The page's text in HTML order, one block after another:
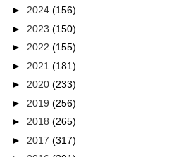
► 2024 (156)
► 2023 (150)
► 2022 (155)
► 2021 (181)
► 2020 (233)
► 2019 (256)
► 2018 (265)
► 2017 (317)